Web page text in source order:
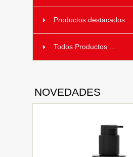
Productos destacados ...
Todos Productos ...
NOVEDADES